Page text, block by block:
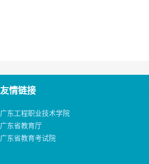
友情链接
广东工程职业技术学院
广东省教育厅
广东省教育考试院